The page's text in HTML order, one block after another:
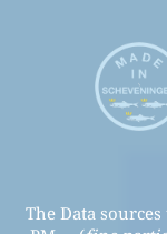
The Data